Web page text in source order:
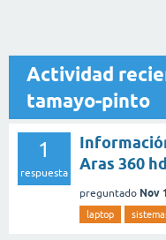
Actividad
tamayo-pinto
1
respuesta
Aras 360 hd
preguntado Nov
laptop